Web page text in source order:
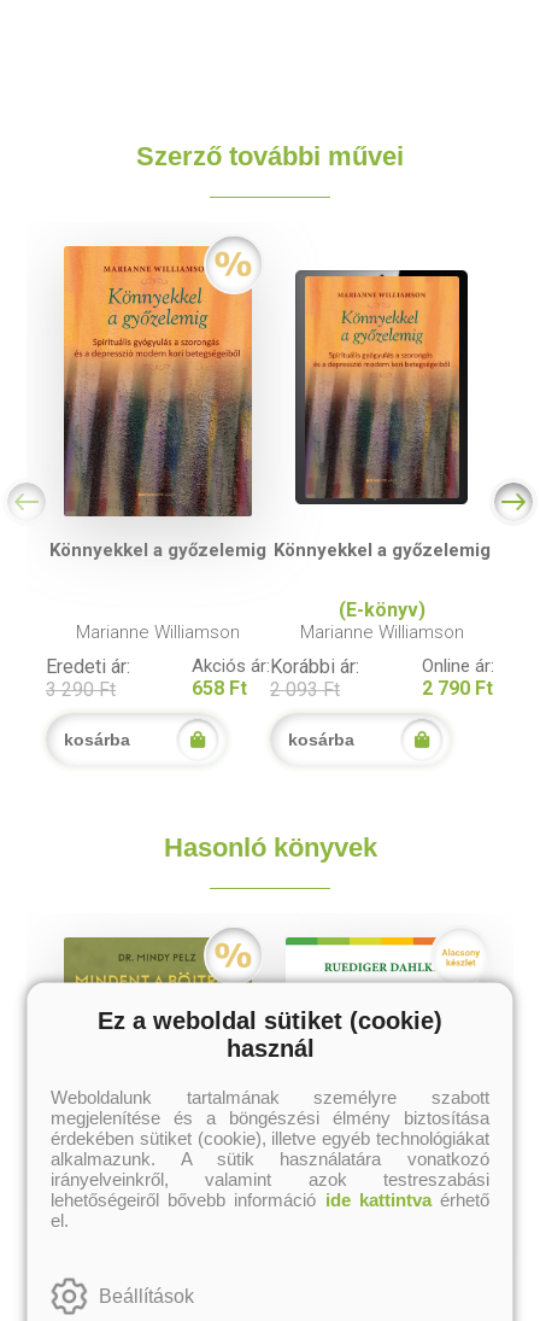
Szerző további művei
Könnyekkel a győzelemig
Marianne Williamson
Eredeti ár:
3 290 Ft
Akciós ár:
658 Ft
kosárba
Könnyekkel a győzelemig
(E-könyv)
Marianne Williamson
Korábbi ár:
2 093 Ft
Online ár:
2 790 Ft
kosárba
Hasonló könyvek
Dr. Mindy Pelz
Ez a weboldal sütiket (cookie)
használ
Weboldalunk tartalmának személyre szabott
megjelenítése és a böngészési élmény biztosítása
érdekében sütiket (cookie), illetve egyéb technológiákat
alkalmazunk. A sütik használatára vonatkozó
irányelveinkről, valamint azok testreszabási
lehetőségeiről bővebb információ ide kattintvaérhető
el.
Beállítások